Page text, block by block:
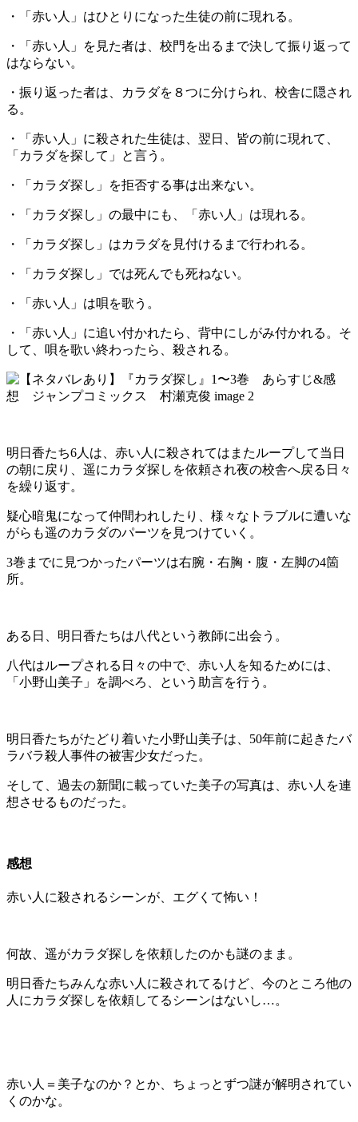
・「赤い人」はひとりになった生徒の前に現れる。
・「赤い人」を見た者は、校門を出るまで決して振り返って
はならない。
・振り返った者は、カラダを８つに分けられ、校舎に隠され
る。
・「赤い人」に殺された生徒は、翌日、皆の前に現れて、
「カラダを探して」と言う。
・「カラダ探し」を拒否する事は出来ない。
・「カラダ探し」の最中にも、「赤い人」は現れる。
・「カラダ探し」はカラダを見付けるまで行われる。
・「カラダ探し」では死んでも死ねない。
・「赤い人」は唄を歌う。
・「赤い人」に追い付かれたら、背中にしがみ付かれる。そ
して、唄を歌い終わったら、殺される。
明日香たち6人は、赤い人に殺されてはまたループして当日
の朝に戻り、遥にカラダ探しを依頼され夜の校舎へ戻る日々
を繰り返す。
疑心暗鬼になって仲間われしたり、様々なトラブルに遭いな
がらも遥のカラダのパーツを見つけていく。
3巻までに見つかったパーツは右腕・右胸・腹・左脚の4箇
所。
ある日、明日香たちは八代という教師に出会う。
八代はループされる日々の中で、赤い人を知るためには、
「小野山美子」を調べろ、という助言を行う。
明日香たちがたどり着いた小野山美子は、50年前に起きたバ
ラバラ殺人事件の被害少女だった。
そして、過去の新聞に載っていた美子の写真は、赤い人を連
想させるものだった。
感想
赤い人に殺されるシーンが、エグくて怖い！
何故、遥がカラダ探しを依頼したのかも謎のまま。
明日香たちみんな赤い人に殺されてるけど、今のところ他の
人にカラダ探しを依頼してるシーンはないし…。
赤い人＝美子なのか？とか、ちょっとずつ謎が解明されてい
くのかな。